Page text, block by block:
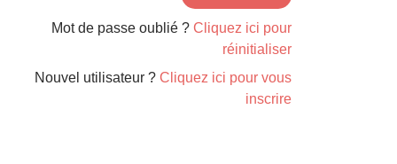
Mot de passe oublié ?Cliquez ici pour
réinitialiser
Nouvel utilisateur ?Cliquez ici pour vous
inscrire